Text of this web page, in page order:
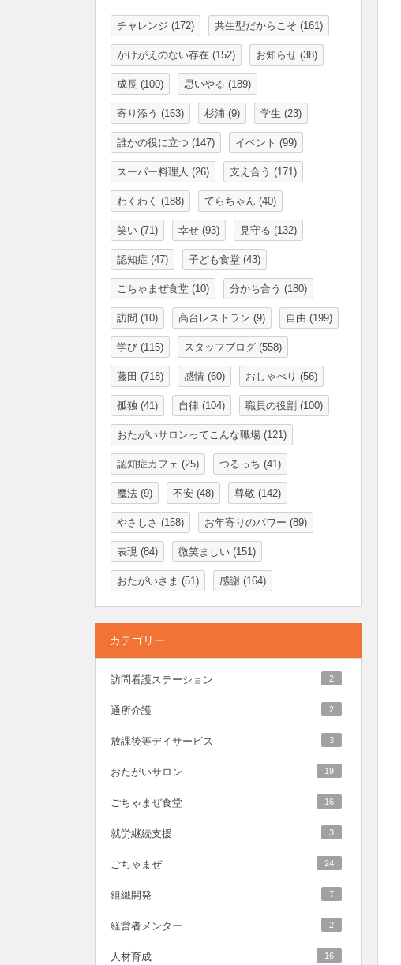
チャレンジ (172) 共生型だからこそ (161)
かけがえのない存在 (152) お知らせ (38)
成長 (100) 思いやる (189)
寄り添う (163) 杉浦 (9) 学生 (23)
誰かの役に立つ (147) イベント (99)
スーパー料理人 (26) 支え合う (171)
わくわく (188) てらちゃん (40)
笑い (71) 幸せ (93) 見守る (132)
認知症 (47) 子ども食堂 (43)
ごちゃまぜ食堂 (10) 分かち合う (180)
訪問 (10) 高台レストラン (9) 自由 (199)
学び (115) スタッフブログ (558)
藤田 (718) 感情 (60) おしゃべり (56)
孤独 (41) 自律 (104) 職員の役割 (100)
おたがいサロンってこんな職場 (121)
認知症カフェ (25) つるっち (41)
魔法 (9) 不安 (48) 尊敬 (142)
やさしさ (158) お年寄りのパワー (89)
表現 (84) 微笑ましい (151)
おたがいさま (51) 感謝 (164)
カテゴリー
訪問看護ステーション 2
通所介護 2
放課後等デイサービス 3
おたがいサロン 19
ごちゃまぜ食堂 16
就労継続支援 3
ごちゃまぜ 24
組織開発 7
経営者メンター 2
人材育成 16